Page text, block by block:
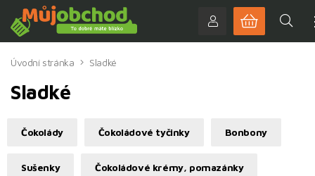
Úvodní stránka Sladké
Sladké
Čokolády Čokoládové tyčinky Bonbony
Sušenky Čokoládové krémy, pomazánky